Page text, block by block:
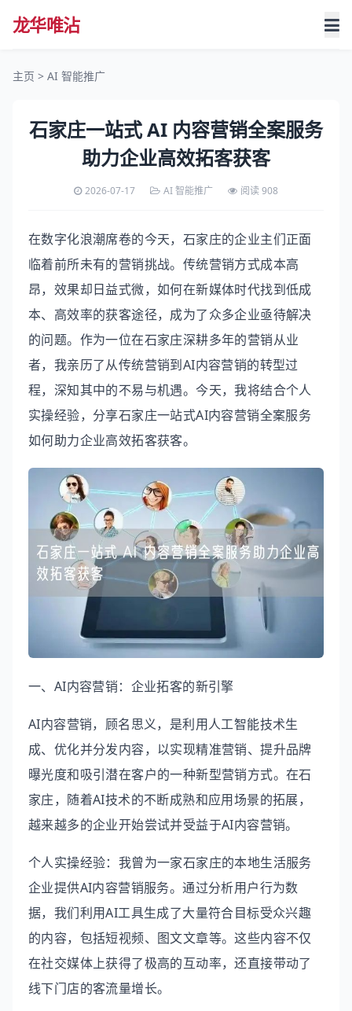
龙华唯沾
首页
短视频运营
自媒体孵化
AI 智能推广
SEO 网站优化
电商创业技巧
主页 > AI 智能推广
石家庄一站式 AI 内容营销全案服务
助力企业高效拓客获客
2026-07-17 AI 智能推广 阅读 908
在数字化浪潮席卷的今天，石家庄的企业主们正面
临着前所未有的营销挑战。传统营销方式成本高
昂，效果却日益式微，如何在新媒体时代找到低成
本、高效率的获客途径，成为了众多企业亟待解决
的问题。作为一位在石家庄深耕多年的营销从业
者，我亲历了从传统营销到AI内容营销的转型过
程，深知其中的不易与机遇。今天，我将结合个人
实操经验，分享石家庄一站式AI内容营销全案服务
如何助力企业高效拓客获客。
一、AI内容营销：企业拓客的新引擎
AI内容营销，顾名思义，是利用人工智能技术生
成、优化并分发内容，以实现精准营销、提升品牌
曝光度和吸引潜在客户的一种新型营销方式。在石
家庄，随着AI技术的不断成熟和应用场景的拓展，
越来越多的企业开始尝试并受益于AI内容营销。
个人实操经验：我曾为一家石家庄的本地生活服务
企业提供AI内容营销服务。通过分析用户行为数
据，我们利用AI工具生成了大量符合目标受众兴趣
的内容，包括短视频、图文文章等。这些内容不仅
在社交媒体上获得了极高的互动率，还直接带动了
线下门店的客流量增长。